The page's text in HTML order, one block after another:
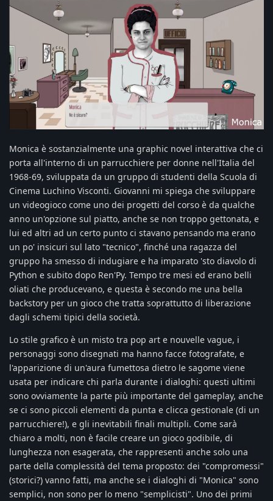
Monica è sostanzialmente una graphic novel interattiva che ci
porta all'interno di un parrucchiere per donne nell'Italia del
1968-69, sviluppata da un gruppo di studenti della Scuola di
Cinema Luchino Visconti. Giovanni mi spiega che sviluppare
un videogioco come uno dei progetti del corso è da qualche
anno un'opzione sul piatto, anche se non troppo gettonata, e
lui ed altri ad un certo punto ci stavano pensando ma erano
un po' insicuri sul lato "tecnico", finché una ragazza del
gruppo ha smesso di indugiare e ha imparato 'sto diavolo di
Python e subito dopo Ren'Py. Tempo tre mesi ed erano belli
oliati che producevano, e questa è secondo me una bella
backstory per un gioco che tratta soprattutto di liberazione
dagli schemi tipici della società.
Lo stile grafico è un misto tra pop art e nouvelle vague, i
personaggi sono disegnati ma hanno facce fotografate, e
l'apparizione di un'aura fumettosa dietro le sagome viene
usata per indicare chi parla durante i dialoghi: questi ultimi
sono ovviamente la parte più importante del gameplay, anche
se ci sono piccoli elementi da punta e clicca gestionale (di un
parrucchiere!), e gli inevitabili finali multipli. Come sarà
chiaro a molti, non è facile creare un gioco godibile, di
lunghezza non esagerata, che rappresenti anche solo una
parte della complessità del tema proposto: dei "compromessi"
(storici?) vanno fatti, ma anche se i dialoghi di "Monica" sono
semplici, non sono per lo meno "semplicisti". Uno dei primi